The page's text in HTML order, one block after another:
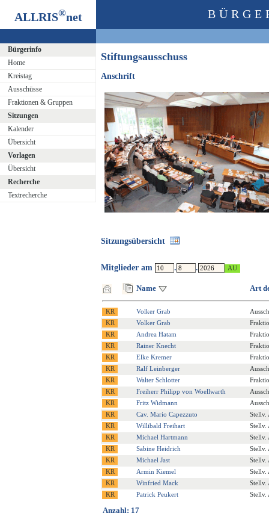
ALLRIS®net
Bürgerinfo
Home
Kreistag
Ausschüsse
Fraktionen & Gruppen
Sitzungen
Kalender
Übersicht
Vorlagen
Übersicht
Recherche
Textrecherche
Stiftungsausschuss
Anschrift
Sitzungsübersicht
Mitglieder am . .
Name Art
Volker Grab
Volker Grab
Andrea Hatam
Rainer Knecht
Elke Kremer
Ralf Leinberger
Walter Schlotter
Freiherr Philipp von Woellwarth
Fritz Widmann
Cav. Mario Capezzuto
Stellv.
Willibald Freihart
Stellv.
Michael Hartmann
Stellv.
Sabine Heidrich
Stellv.
Michael Jast
Stellv.
Armin Kiemel
Stellv.
Winfried Mack
Stellv.
Patrick Peukert
Stellv.
Anzahl: 17